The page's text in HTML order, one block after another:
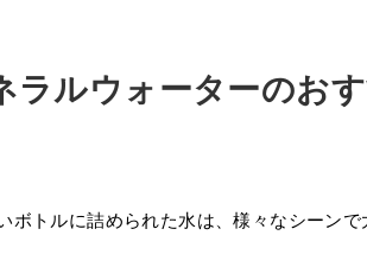
ラルウォーターのお
ボトルに詰められた水は、様々なシーンで